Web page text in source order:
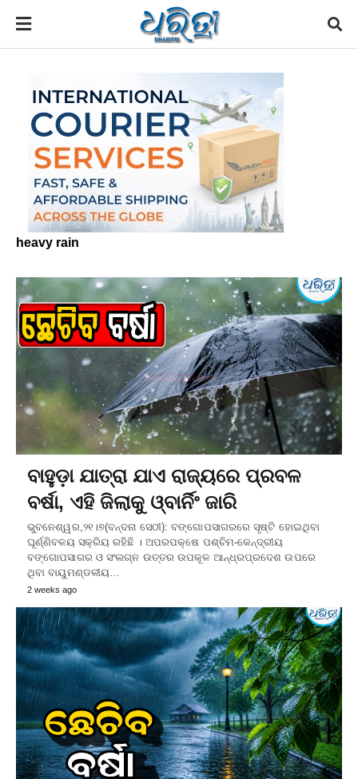
heavy rain
ବାହୁଡ଼ା ଯାତ୍ରା ଯାଏ ରାଜ୍ୟରେ ପ୍ରବଳ
ବର୍ଷା, ଏହି ଜିଲାକୁ ଓ୍ବାର୍ନିଂ ଜାରି
ଭୁବନେଶ୍ୱର,୨୧।୭(ବନ୍ଦନା ସେଠୀ): ବଙ୍ଗୋପସାଗରରେ ସୃଷ୍ଟି ହୋଇଥିବା
ଘୂର୍ଣ୍ଣିବଳୟ ସକ୍ରିୟ ରହିଛି । ଅପରପକ୍ଷେ ପଶ୍ଚିମ-କେନ୍ଦ୍ରୀୟ
ବଙ୍ଗୋପସାଗର ଓ ସଂଲଗ୍ନ ଉତ୍ତର ଉପକୂଳ ଆନ୍ଧ୍ରପ୍ରଦେଶ ଉପରେ
ଥିବା ବାୟୁମଣ୍ଡଳୀୟ…
2 weeks ago